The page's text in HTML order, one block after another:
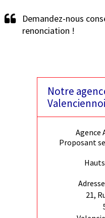
Demandez-nous
renonciation !
Notre
Agence
Proposant
21,